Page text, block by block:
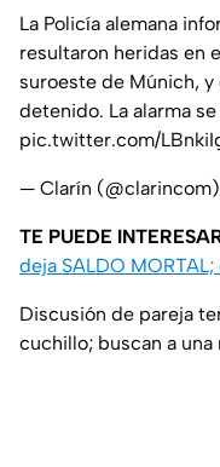
La Policía alemana
resultaron heridas en
suroeste de Múnich,
detenido. La alarma
pic.twitter.com/
— Clarín (@clarincom)
TE PUEDE
deja SALDO
Discusión de pareja
cuchillo; buscan a una